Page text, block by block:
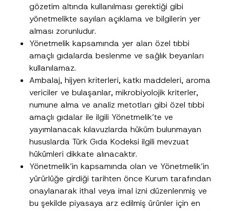
gözetim altında kullanılması gerektiği gibi
yönetmelikte sayılan açıklama ve bilgilerin yer
alması zorunludur.
Yönetmelik kapsamında yer alan özel tıbbi
amaçlı gıdalarda beslenme ve sağlık beyanları
kullanılamaz.
Ambalaj, hijyen kriterleri, katkı maddeleri, aroma
vericiler ve bulaşanlar, mikrobiyolojik kriterler,
numune alma ve analiz metotları gibi özel tıbbi
amaçlı gıdalar ile ilgili Yönetmelik’te ve
yayımlanacak kılavuzlarda hüküm bulunmayan
hususlarda Türk Gıda Kodeksi ilgili mevzuat
hükümleri dikkate alınacaktır.
Yönetmelik’in kapsamında olan ve Yönetmelik’in
yürürlüğe girdiği tarihten önce Kurum tarafından
onaylanarak ithal veya imal izni düzenlenmiş ve
bu şekilde piyasaya arz edilmiş ürünler için en
a
c
N
o
t
i
c
e
*
A
p
p
r
v
e
Bu iletişim formunu göndererek,aydınlatma
metninde açıklanan şekilde kişisel verilerimin
işlenmesine izin veriyorum.
GÖNDER